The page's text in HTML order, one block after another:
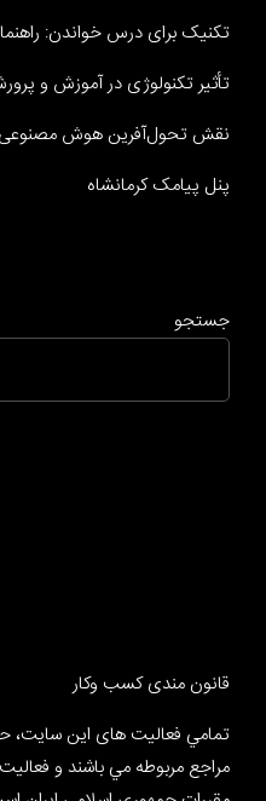
تکنیک برای درس خواندن: راهنمای
تأثیر تکنولوژی در آموزش و
نقش تحول‌آفرین هوش
پنل پیامک کرمانشاه
جستجو
قانون مندی کسب وکار
تمامي فعالیت های این سایت،
مراجع مربوطه مي باشند و